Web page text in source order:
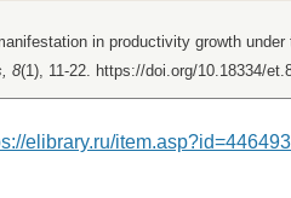
in productivity growth under
8(1), 11-22. https://doi.org/10.18334/
elibrary.ru/